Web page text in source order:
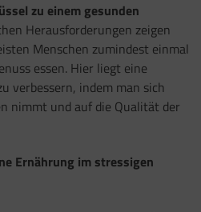
zu einem gesunden
Herausforderungen zeigen
Menschen zumindest einmal
essen. Hier liegt eine
verbessern, indem man sich
nimmt und auf die Qualität der
Ernährung im stressigen